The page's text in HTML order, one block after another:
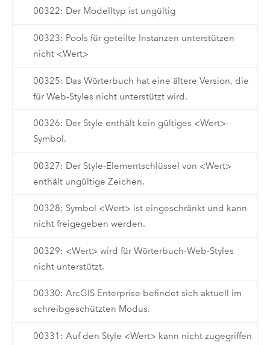
00322: Der Modelltyp ist ungültig
00323: Pools für geteilte Instanzen unterstützen
nicht <Wert>
00325: Das Wörterbuch hat eine ältere Version, die
für Web-Styles nicht unterstützt wird.
00326: Der Style enthält kein gültiges <Wert>-
Symbol.
00327: Der Style-Elementschlüssel von <Wert>
enthält ungültige Zeichen.
00328: Symbol <Wert> ist eingeschränkt und kann
nicht freigegeben werden.
00329: <Wert> wird für Wörterbuch-Web-Styles
nicht unterstützt.
00330: ArcGIS Enterprise befindet sich aktuell im
schreibgeschützten Modus.
00331: Auf den Style <Wert> kann nicht zugegriffen